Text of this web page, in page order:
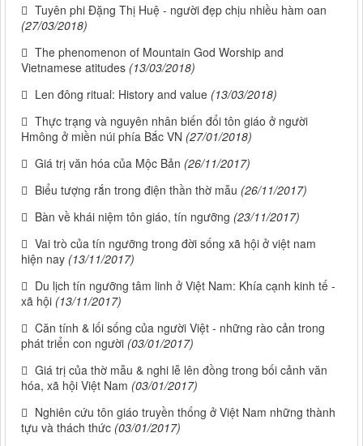
Tuyên phi Đặng Thị Huệ - người đẹp chịu nhiều hàm oan
(27/03/2018)
The phenomenon of Mountain God Worship and
Vietnamese atitudes (13/03/2018)
Len đông ritual: History and value (13/03/2018)
Thực trạng và nguyên nhân biến đổi tôn giáo ở người
Hmông ở miền núi phía Bắc VN (27/01/2018)
Giá trị văn hóa của Mộc Bản (26/11/2017)
Biểu tượng rắn trong điện thần thờ mẫu (26/11/2017)
Bàn về khái niệm tôn giáo, tín ngưỡng (23/11/2017)
Vai trò của tín ngưỡng trong đời sống xã hội ở việt nam
hiện nay (13/11/2017)
Du lịch tín ngưỡng tâm linh ở Việt Nam: Khía cạnh kinh tế -
xã hội (13/11/2017)
Căn tính & lối sống của người Việt - những rào cản trong
phát triển con người (03/01/2017)
Giá trị của thờ mẫu & nghi lễ lên đồng trong bối cảnh văn
hóa, xã hội Việt Nam (03/01/2017)
Nghiên cứu tôn giáo truyền thống ở Việt Nam những thành
tựu và thách thức (03/01/2017)